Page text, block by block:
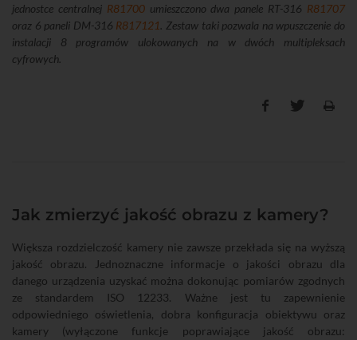
jednostce centralnej R81700umieszczono dwa panele RT-316 R81707
oraz 6 paneli DM-316 R817121. Zestaw taki pozwala na wpuszczenie do
instalacji 8 programów ulokowanych na w dwóch multipleksach
cyfrowych.
Jak zmierzyć jakość obrazu z kamery?
Większa rozdzielczość kamery nie zawsze przekłada się na wyższą
jakość obrazu. Jednoznaczne informacje o jakości obrazu dla
danego urządzenia uzyskać można dokonując pomiarów zgodnych
ze standardem ISO 12233. Ważne jest tu zapewnienie
odpowiedniego oświetlenia, dobra konfiguracja obiektywu oraz
kamery (wyłączone funkcje poprawiające jakość obrazu: